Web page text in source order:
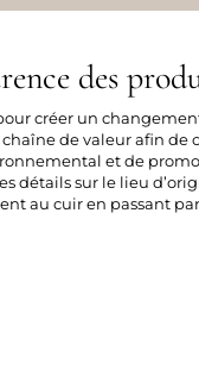
des
créer un
de valeur afin de
et de
détails sur le lieu
au cuir en passant